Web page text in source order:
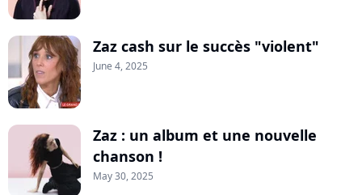
Zaz cash sur le succès "violent"
June 4, 2025
Zaz : un album et une nouvelle
chanson !
May 30, 2025